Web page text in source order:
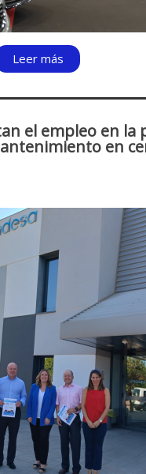
Leer más
el empleo en la
en